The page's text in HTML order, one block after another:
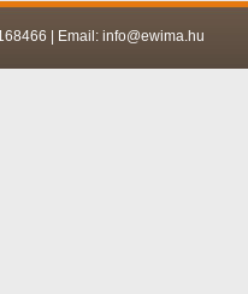
| Email: info@ewima.hu